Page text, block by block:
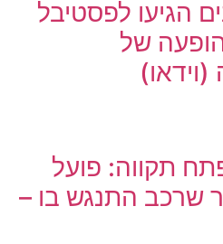
הגיעו לפסטיבל
של
(וידאו)
תקווה: פועל
שרכב התנגש בו –